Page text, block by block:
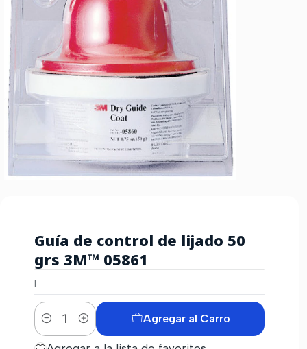
|
Guía de control de lijado 50
grs 3M™ 05861
Cantidad
Agregar al Carro